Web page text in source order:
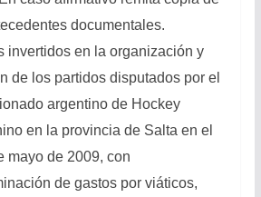
documentales.
invertidos en la organización y
de los partidos disputados por el
argentino de Hockey
en la provincia de Salta en el
mayo de 2009, con
de gastos por viáticos,